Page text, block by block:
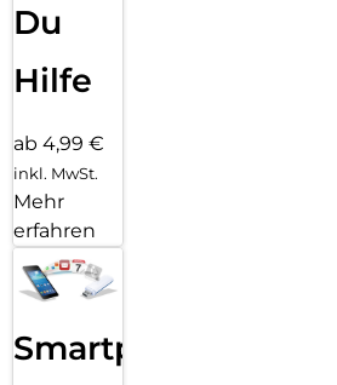
Du
Hilfe
ab 4,99 €
inkl. MwSt.
Mehr
erfahren
Smartphone